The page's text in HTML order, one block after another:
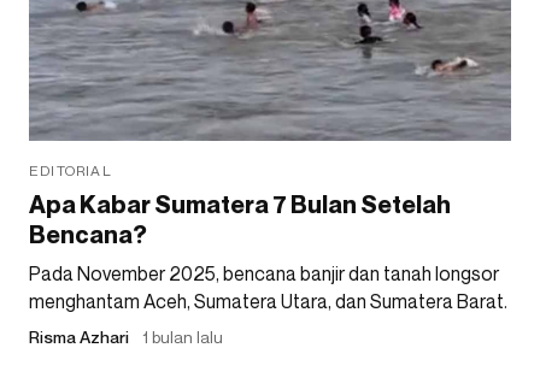
EDITORIAL
Apa Kabar Sumatera 7 Bulan Setelah
Bencana?
Pada November 2025, bencana banjir dan tanah longsor
menghantam Aceh, Sumatera Utara, dan Sumatera Barat.
Risma Azhari 1 bulan lalu